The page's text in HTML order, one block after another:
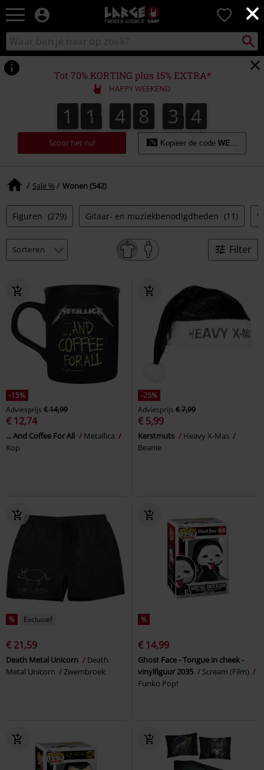
×
Large
–
Muziek-,
en
gaming-
merch
+
alternatieve
kleding
0
Zoek
in
catalogus
zoeken
Tot 70% KORTING plus 15% EXTRA*
HAPPY WEEKEND
1
1 1
1 4
4 8
8 3
4
3 2
3
2
4
3
Scoor het nu! Kopieer de code WEEKEND
Sale % Wonen (542)
Figuren (279) Gitaar- en muziekbenodigdheden (11)
Filter
-15%
Adviesprijs € 14,99
€ 12,74
... And Coffee For All
Metallica
Kop
-25%
Adviesprijs € 7,99
€ 5,99
Kerstmuts
Heavy X-Mas
Beanie
% Exclusief
€ 21,59
Death Metal Unicorn
Death
Metal Unicorn
Zwembroek
%
€ 14,99
Ghost Face - Tongue in cheek -
vinylfiguur 2035
Scream (Film)
Funko Pop!